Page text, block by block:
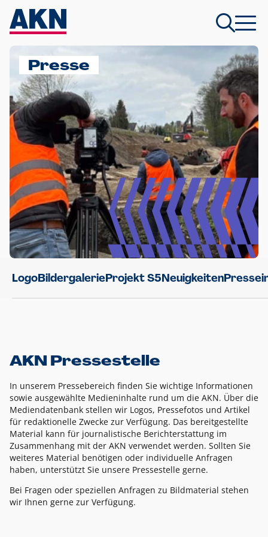
Presse
LogoBildergalerieProjekt S5Neuigkeiten
AKN Pressestelle
In unserem Pressebereich finden Sie wichtige Informationen
sowie ausgewählte Medieninhalte rund um die AKN. Über die
Mediendatenbank stellen wir Logos, Pressefotos und Artikel
für redaktionelle Zwecke zur Verfügung. Das bereitgestellte
Material kann für journalistische Berichterstattung im
Zusammenhang mit der AKN verwendet werden. Sollten Sie
weiteres Material benötigen oder individuelle Anfragen
haben, unterstützt Sie unsere Pressestelle gerne.
Bei Fragen oder speziellen Anfragen zu Bildmaterial stehen
wir Ihnen gerne zur Verfügung.